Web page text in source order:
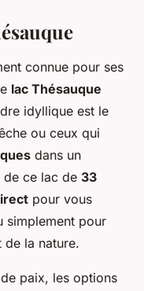
connue pour ses
lac Thésauque
idyllique est le
ou ceux qui
dans un
de ce lac de 33
pour vous
simplement pour
de la nature.
paix, les options